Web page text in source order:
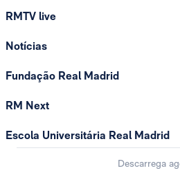
RMTV live
Notícias
Fundação Real Madrid
RM Next
Escola Universitária Real Madrid
Descarrega